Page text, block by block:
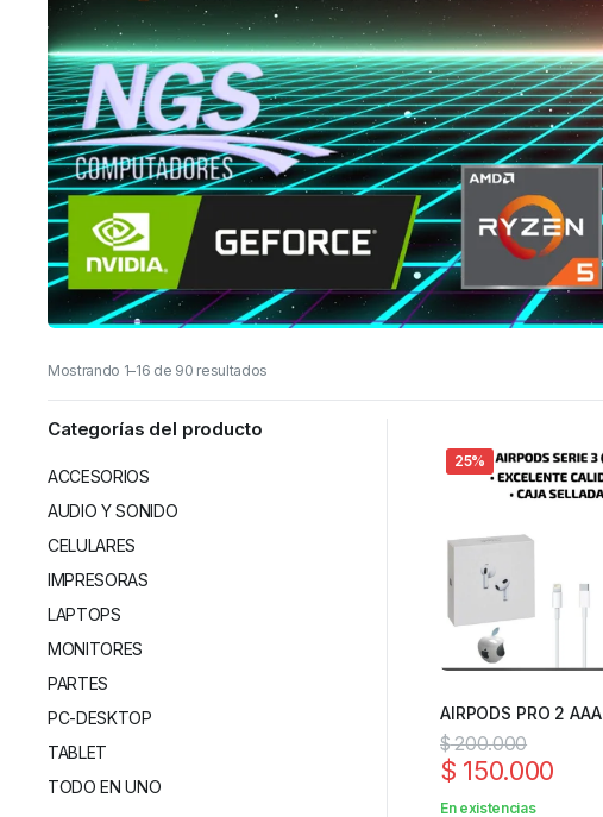
Mostrando 1–16 de 90 resultados
25%
AIRPODS PRO 2 AAA
$200.000
$ 150.000
En existencias
Categorías del producto
ACCESORIOS
AUDIO Y SONIDO
CELULARES
IMPRESORAS
LAPTOPS
MONITORES
PARTES
PC-DESKTOP
TABLET
TODO EN UNO